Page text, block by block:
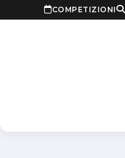
COMPETIZIONI